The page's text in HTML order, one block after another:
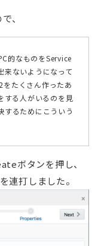
、
的なものをService
来ないようになって
たくさん作ったあ
する人がいるのを見
するためにこういう
ボタンを押し、
連打しました。